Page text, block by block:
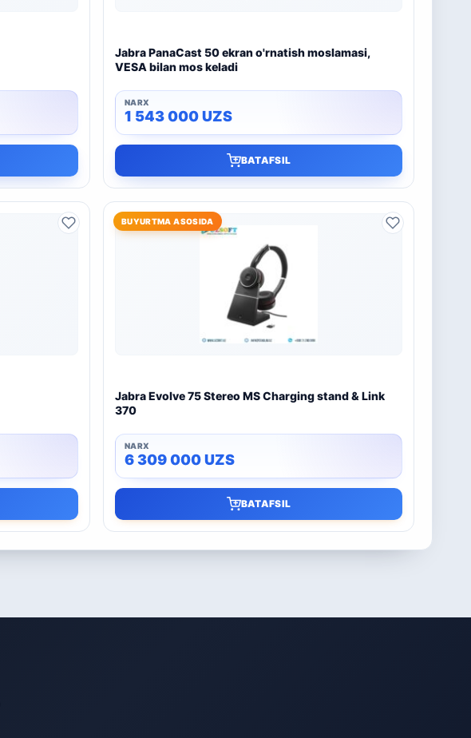
Jabra PanaCast 50 ekran o'rnatish moslamasi,
VESA bilan mos keladi
1 543 000UZS
BATAFSIL
BUYURTMA ASOSIDA
Jabra Evolve 75 Stereo MS Charging stand & Link
370
6 309 000UZS
BATAFSIL